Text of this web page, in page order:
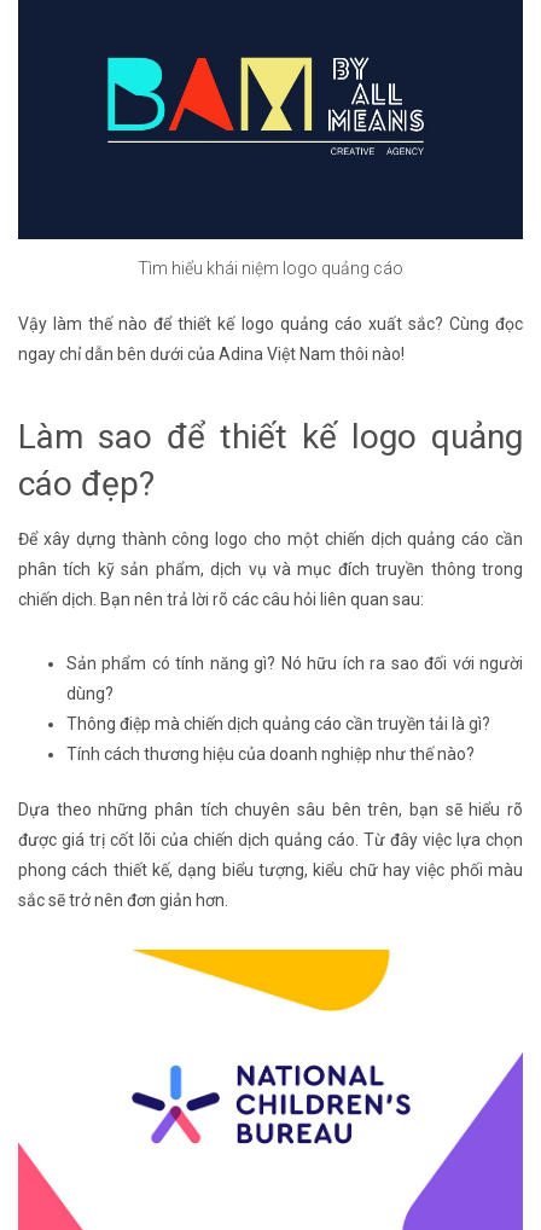
Tìm hiểu khái niệm logo quảng cáo
Vậy làm thế nào để thiết kế logo quảng cáo xuất sắc? Cùng đọc
ngay chỉ dẫn bên dưới của Adina Việt Nam thôi nào!
Làm sao để thiết kế logo quảng
cáo đẹp?
Để xây dựng thành công logo cho một chiến dịch quảng cáo cần
phân tích kỹ sản phẩm, dịch vụ và mục đích truyền thông trong
chiến dịch. Bạn nên trả lời rõ các câu hỏi liên quan sau:
Sản phẩm có tính năng gì? Nó hữu ích ra sao đối với người
dùng?
Thông điệp mà chiến dịch quảng cáo cần truyền tải là gì?
Tính cách thương hiệu của doanh nghiệp như thế nào?
Dựa theo những phân tích chuyên sâu bên trên, bạn sẽ hiểu rõ
được giá trị cốt lõi của chiến dịch quảng cáo. Từ đây việc lựa chọn
phong cách thiết kế, dạng biểu tượng, kiểu chữ hay việc phối màu
sắc sẽ trở nên đơn giản hơn.